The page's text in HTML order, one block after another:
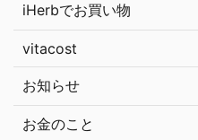
iHerbでお買い物
vitacost
お知らせ
お金のこと